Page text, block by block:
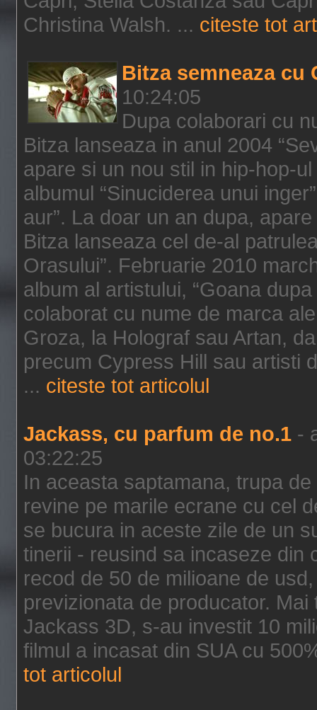
Christina Walsh. ... citeste tot
Bitza semneaza cu
10:24:05
Dupa colaborari cu
Bitza lanseaza in anul 2004
apare si un nou stil in hip-hop-
albumul “Sinuciderea unui
aur”. La doar un an dupa,
Bitza lanseaza cel de-al
Orasului”. Februarie 2010
album al artistului, “Goana
colaborat cu nume de marca
Groza, la Holograf sau Artan,
precum Cypress Hill sau artisti
... citeste tot articolul
Jackass, cu parfum de no.1 -
03:22:25
In aceasta saptamana, trupa
revine pe marile ecrane cu cel
se bucura in aceste zile de un
tinerii - reusind sa incaseze din
recod de 50 de milioane de
previzionata de producator.
Jackass 3D, s-au investit 10
filmul a incasat din SUA cu
tot articolul